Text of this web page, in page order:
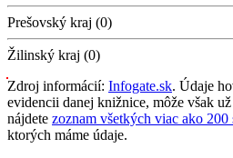
Prešovský kraj (0)
Žilinský kraj (0)
Zdroj informácií: Infogate.sk. Údaje
evidencii danej knižnice, môže však
nájdete zoznam všetkých viac ako
ktorých máme údaje.